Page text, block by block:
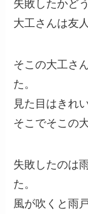
失敗したかど
大工さんは友
そこの大工さ
た。
見た目はきれ
そこでそこの
失敗したのは
た。
風が吹くと雨